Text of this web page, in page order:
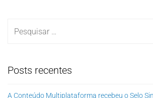
Posts recentes
A Conteúdo Multiplataforma recebeu o Selo